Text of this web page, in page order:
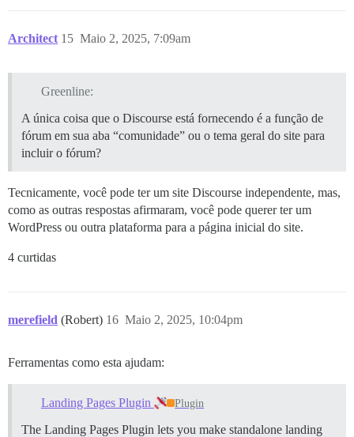
Architect Maio 2, 2025, 7:09am
15
Greenline:
A única coisa que o Discourse está fornecendo é a função de
fórum em sua aba “comunidade” ou o tema geral do site para
incluir o fórum?
Tecnicamente, você pode ter um site Discourse independente, mas,
como as outras respostas afirmaram, você pode querer ter um
WordPress ou outra plataforma para a página inicial do site.
4 curtidas
merefield (Robert) Maio 2, 2025, 10:04pm
16
Ferramentas como esta ajudam:
Landing Pages Plugin Plugin
The Landing Pages Plugin lets you make standalone landing